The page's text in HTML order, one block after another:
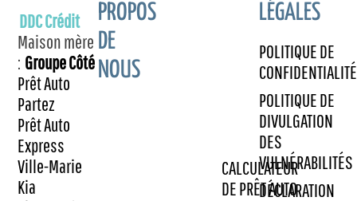
DDC Crédit
Maison mère
: Groupe Côté
Prêt Auto
Partez
Prêt Auto
Express
Ville-Marie
Kia
PROPOS
DE
NOUS
CALCULATEUR
DE PRÊT AUTO
LÉGALES
POLITIQUE DE
CONFIDENTIALITÉ
POLITIQUE DE
DIVULGATION
DES
VULNÉRABILITÉS
DÉCLARATION